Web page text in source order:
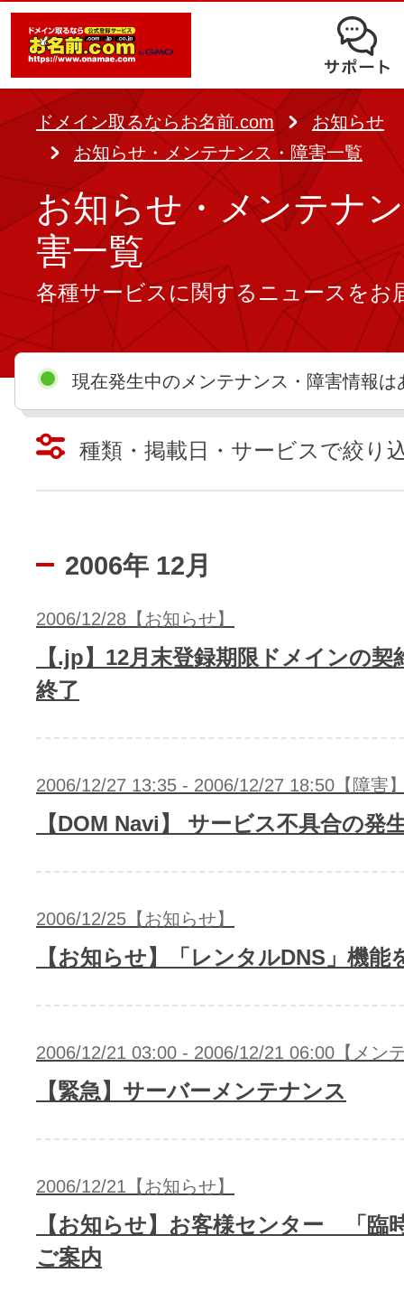
ドメインの期限を更新する
ドメイン更新
ドメイン更新とは
登録者情報変更/ドメインの譲
登録情報変更
ドメインの登録/更新/移管料金
料金一覧
ドメイン永久無料（ドメイン
こちら！）
中古ドメインオークション
バックオーダー
.jpドメインバックオーダー
.com/.netドメインバックオ
コラム
中古ドメインのSEO効果は？
使いやすさと高機能の両立を実現
独自ドメイン＋サーバーが初期費用
る
SSLも無料でコストパフォーマンス
レンタルサーバー
AIホームページパック
必要なのはアイディアだけ！ 専門
ことが可能です。
AIホームページパック
お名前.comなら良質な有料
販価格より安くご購入いただけます
月869円～で配信し放題 販売促進や
得に！
メールマーケティング
Linuxの運用に最適な仮想化環境を用
VPS
ドメインオプション
ドメイン登録者宛のメール転送も可
Whois情報公開代行
お持ちのドメインを売るなら
ドメイン売買サービス
レンタルDNS/セカンダリDNS
DNS管理サービス
不要になったドメインを安全・簡単
あんしん廃止
管理画面内での操作制限を可能に
ドメインプロテクション
ドメインパーキング
メール転送/URL転送
お名前.com 転送Plus
ドメインのセキュリティ診断を
お名前.comネットde診断
サポート
サービスに関するご不明点を
よくある質問
ヘルプ
契約管理画面（お名前.com Navi）の
お名前.com Naviご利用ガイ
サーバー設定のご案内
不正利用の報告
SPAMや違法サイトの報告は
メンテナンスと障害情報のお知らせ
メンテナンス・障害情報
お問い合わせ
ドメイン販売パートナー
ドメイン取るならお名前.com
お知らせ
お知らせ・メンテナンス・障害一覧
お知らせ・メンテナ
害一覧
各種サービスに関するニュースをお
現在発生中のメンテナンス・障害情報は
種類・掲載日・サービスで絞り
2006年 12月
2006/12/28【お知らせ】
【.jp】12月末登録期限ドメインの契
終了
2006/12/27 13:35 - 2006/12/27 18:50【障害
【DOM Navi】 サービス不具合の発
2006/12/25【お知らせ】
【お知らせ】「レンタルDNS」機能
2006/12/21 03:00 - 2006/12/21 06:00【メン
【緊急】サーバーメンテナンス
2006/12/21【お知らせ】
【お知らせ】お客様センター 「臨
ご案内